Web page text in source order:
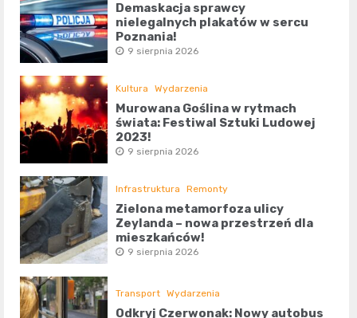
Demaskacja sprawcy
nielegalnych plakatów w sercu
Poznania!
9 sierpnia 2026
Kultura Wydarzenia
Murowana Goślina w rytmach
świata: Festiwal Sztuki Ludowej
2023!
9 sierpnia 2026
Infrastruktura Remonty
Zielona metamorfoza ulicy
Zeylanda – nowa przestrzeń dla
mieszkańców!
9 sierpnia 2026
Transport Wydarzenia
Odkryj Czerwonak: Nowy autobus